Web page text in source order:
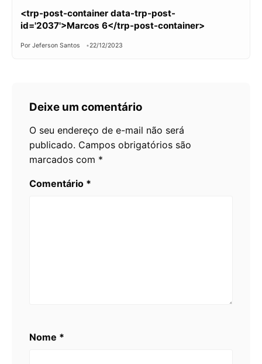
<trp-post-container data-trp-post-
id='2037'>Marcos 6</trp-post-container>
Por Jeferson Santos 22/12/2023
Deixe um comentário
O seu endereço de e-mail não será
publicado. Campos obrigatórios são
marcados com *
Comentário *
Nome *